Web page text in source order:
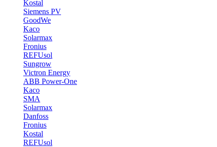
Kostal
Siemens PV
GoodWe
Kaco
Solarmax
Fronius
REFUsol
Sungrow
Victron Energy
ABB Power-One
Kaco
SMA
Solarmax
Danfoss
Fronius
Kostal
REFUsol